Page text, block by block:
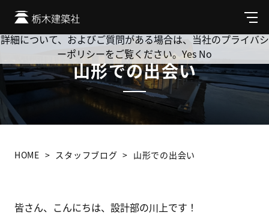
メ
ニ
ュ
山形での出会い
HOME スタッフブログ 山形での出会い
皆さん、こんにちは、設計部の川上です！
Cookie を使用して、お客様の活動を追跡してもよろしいです
か? 当社ではお客様のプライバシーを極めて重視しています。
詳細について、およびご質問がある場合は、当社のプライバシ
ーポリシーをご覧ください。 Yes No